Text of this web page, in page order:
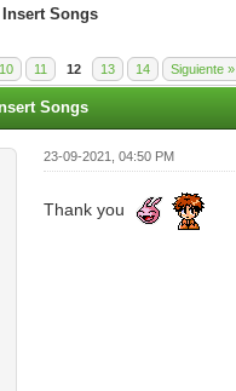
Songs
10 11 12 13 14 Siguiente »
Songs
23-09-2021, 04:50 PM
Thank you